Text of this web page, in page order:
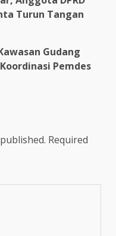
Turun Tangan
Gudang
Pemdes
Required